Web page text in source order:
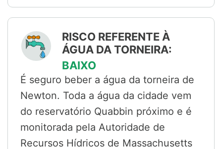
RISCO REFERENTE À
ÁGUA DA TORNEIRA:
BAIXO
É seguro beber a água da torneira de
Newton. Toda a água da cidade vem
do reservatório Quabbin próximo e é
monitorada pela Autoridade de
Recursos Hídricos de Massachusetts